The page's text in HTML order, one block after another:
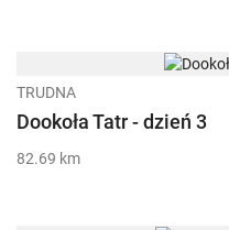
TRUDNA
Dookoła Tatr - dzień 3
82.69 km